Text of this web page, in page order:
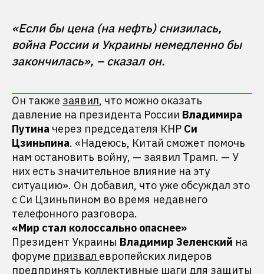
«Если бы цена (на нефть) снизилась,
война России и Украины немедленно бы
Он также заявил, что можно оказать
давление на президента России Владимира
Путина через председателя КНР Си
Цзиньпина. «Надеюсь, Китай сможет помочь
нам остановить войну, — заявил Трамп. — У
них есть значительное влияние на эту
ситуацию». Он добавил, что уже обсуждал это
с Си Цзиньпином во время недавнего
телефонного разговора.
«Мир стал колоссально опаснее»
Президент Украины Владимир Зеленский на
форуме призвал европейских лидеров
предпринять коллективные шаги для защиты